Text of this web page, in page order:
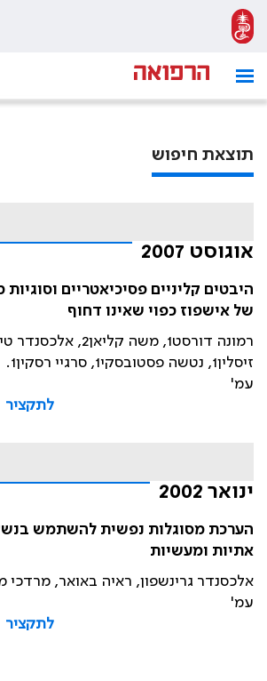
תוצאת חיפוש
אוגוסט 2007
היבטים קליניים פסיכיאטריים
של אישפוז כפוי שאינו דחוף
זיסלין1, נטשה פסטובסקי1, סרגיי רסקין1.
עמ'
לתקציר
ינואר 2002
הערכת מסוגלות נפשית להשתמש
אתיות ומעשיות
אלכסנדר גרינשפון, ראיה באואר, מרדכי
עמ'
לתקציר